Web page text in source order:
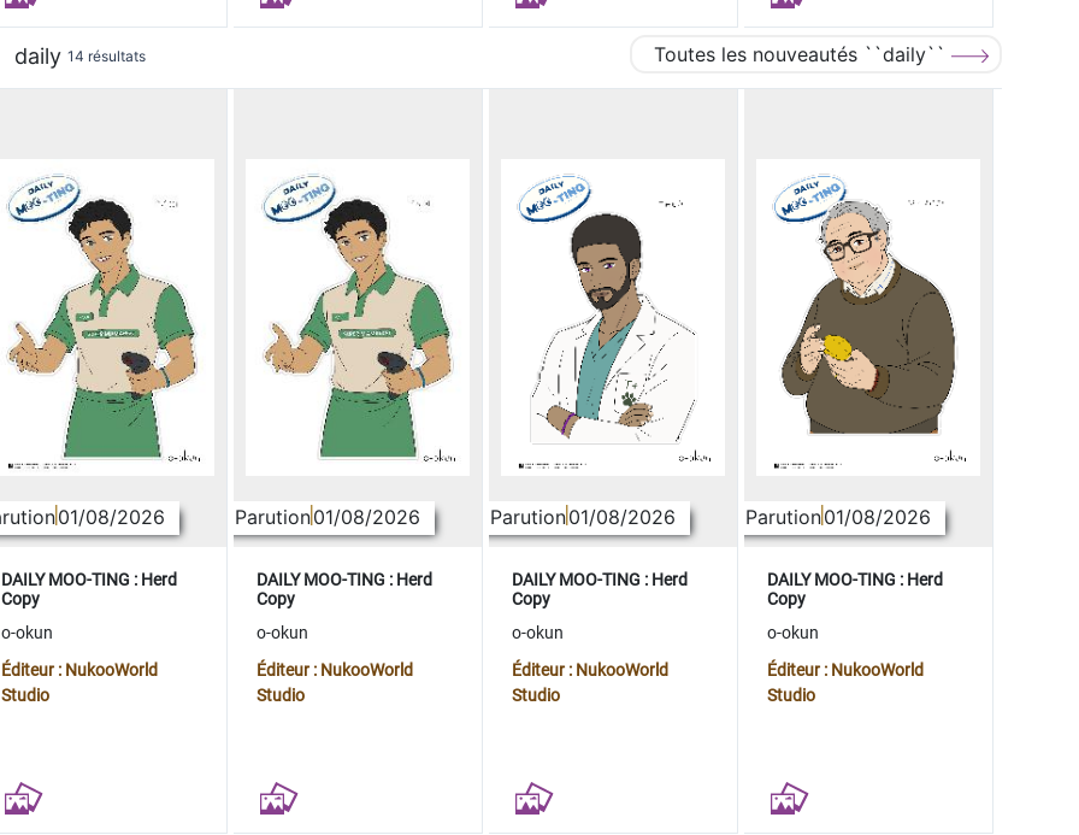
daily 14 résultats Toutes les nouveautés ``daily``
01/08/2026
DAILY MOO-TING : Herd
Copy
o-okun
Éditeur : NukooWorld
Studio
Parution01/08/2026
DAILY MOO-TING : Herd
Copy
o-okun
Éditeur : NukooWorld
Studio
Parution01/08/2026
DAILY MOO-TING : Herd
Copy
o-okun
Éditeur : NukooWorld
Studio
Parution01/08/2026
DAILY MOO-TING : Herd
Copy
o-okun
Éditeur : NukooWorld
Studio